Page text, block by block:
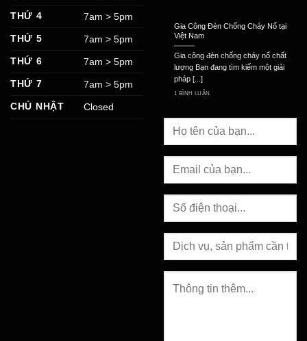
THỨ 4
7am > 5pm
THỨ 5
7am > 5pm
THỨ 6
7am > 5pm
THỨ 7
7am > 5pm
CHỦ NHẬT
Closed
Gia Công Đèn Chống Cháy Nổ tại
Việt Nam
Gia công đèn chống cháy nổ chất
lượng Bạn đang tìm kiếm một giải
pháp [...]
1 BÌNH LUẬN